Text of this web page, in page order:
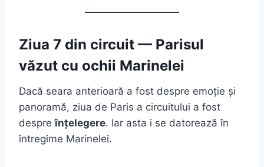
Ziua 7 din circuit — Parisul
văzut cu ochii Marinelei
Dacă seara anterioară a fost despre emoție și
panoramă, ziua de Paris a circuitului a fost
despreînțelegere. Iar asta i se datorează în
întregime Marinelei.